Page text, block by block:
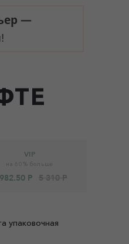
—
VIP
Р 5 310 Р
упаковочная